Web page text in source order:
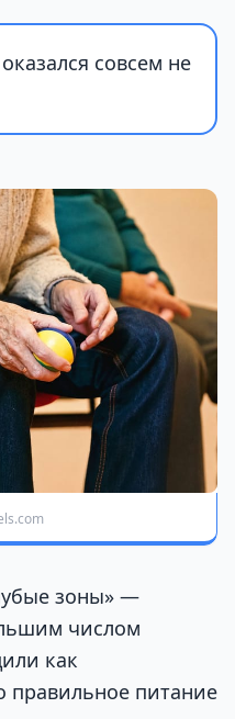
совсем не
зоны» —
числом
как
правильное питание